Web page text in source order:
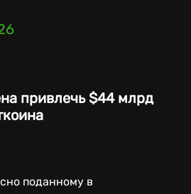
привлечь $44 млрд
поданному в